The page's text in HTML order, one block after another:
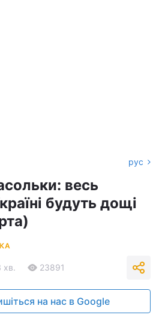
рус
весь
будуть дощі
хв. 23891
на нас в Google